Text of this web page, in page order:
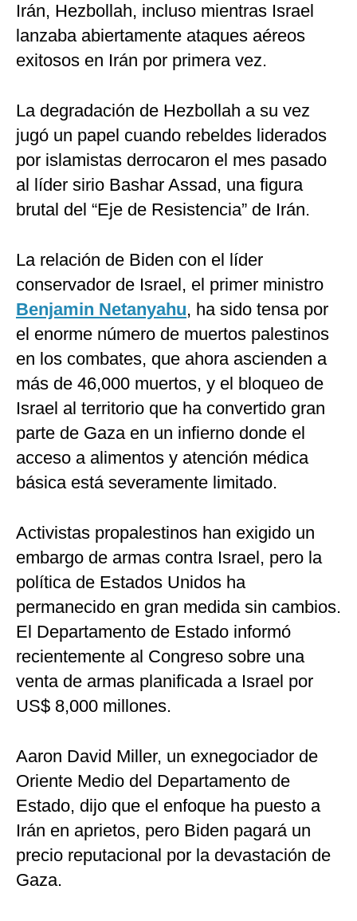
Irán, Hezbollah, incluso mientras Israel
lanzaba abiertamente ataques aéreos
exitosos en Irán por primera vez.
La degradación de Hezbollah a su vez
jugó un papel cuando rebeldes liderados
por islamistas derrocaron el mes pasado
al líder sirio Bashar Assad, una figura
brutal del “Eje de Resistencia” de Irán.
La relación de Biden con el líder
conservador de Israel, el primer ministro
Benjamin Netanyahu, ha sido tensa por
el enorme número de muertos palestinos
en los combates, que ahora ascienden a
más de 46,000 muertos, y el bloqueo de
Israel al territorio que ha convertido gran
parte de Gaza en un infierno donde el
acceso a alimentos y atención médica
básica está severamente limitado.
Activistas propalestinos han exigido un
embargo de armas contra Israel, pero la
política de Estados Unidos ha
permanecido en gran medida sin cambios.
El Departamento de Estado informó
recientemente al Congreso sobre una
venta de armas planificada a Israel por
US$ 8,000 millones.
Aaron David Miller, un exnegociador de
Oriente Medio del Departamento de
Estado, dijo que el enfoque ha puesto a
Irán en aprietos, pero Biden pagará un
precio reputacional por la devastación de
Gaza.